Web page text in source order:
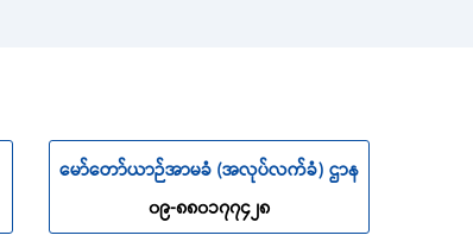
မော်တော်ယာဉ်အာမခံ (အလုပ်လက်ခံ) ဌာန
၀၉-၈၈၀၁၇၇၄၂၈